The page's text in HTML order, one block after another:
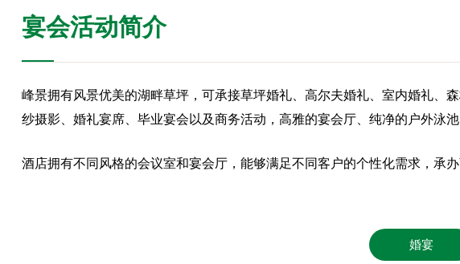
宴会活动简介
峰景拥有风景优美的湖畔草坪，可承接草坪婚礼、高尔夫婚礼、室内婚礼、
纱摄影、婚礼宴席、毕业宴会以及商务活动，高雅的宴会厅、纯净的户外泳
酒店拥有不同风格的会议室和宴会厅，能够满足不同客户的个性化需求，承办
婚宴